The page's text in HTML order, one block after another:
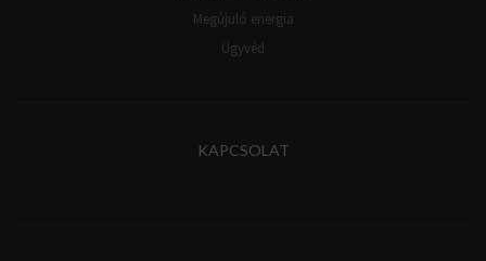
Megújuló energia
Ügyvéd
KAPCSOLAT